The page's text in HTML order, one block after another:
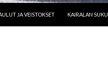
JA VEISTOKSET
KAIRALAN SUKU